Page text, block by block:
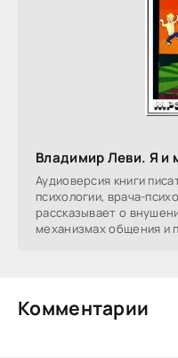
Владимир Леви. Я и
Аудиоверсия книги
психологии, врача-
рассказывает о
механизмах общения и
Комментарии